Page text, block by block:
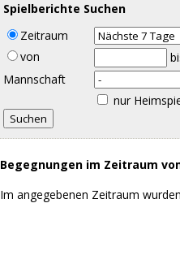
Spielberichte Suchen
Zeitraum
von
Mannschaft
nur
Begegnungen im Zeitraum
Im angegebenen Zeitraum